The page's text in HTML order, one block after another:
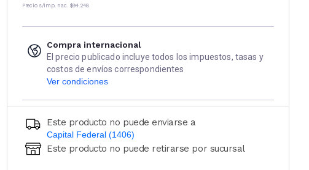
Precio s/imp. nac. $94.248
Compra internacional
El precio publicado incluye todos los impuestos, tasas y
costos de envíos correspondientes
Ver condiciones
Este producto no puede enviarse a
Capital Federal (1406)
Ingresá código postal (sólo números)
Este producto no puede retirarse por sucursal